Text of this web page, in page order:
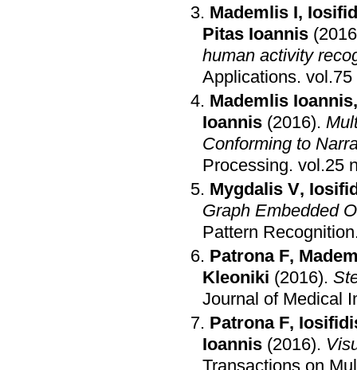
Mademlis I,
Pitas Ioannis
human activity
Applications.
Mademlis Ioannis
Ioannis (2016).
Conforming to
Processing.
Mygdalis V,
Graph Embedded
Pattern Recognition
Patrona F,
Kleoniki (2016).
Journal of Medical
Patrona F,
Ioannis (2016).
Transactions on